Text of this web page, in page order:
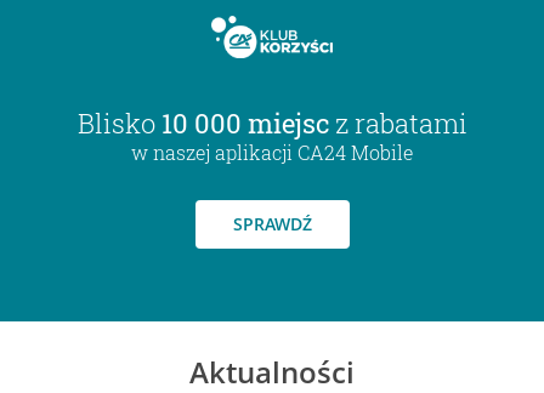
Blisko 10 000 miejsc z rabatami
w naszej aplikacji CA24 Mobile
SPRAWDŹ
Aktualności